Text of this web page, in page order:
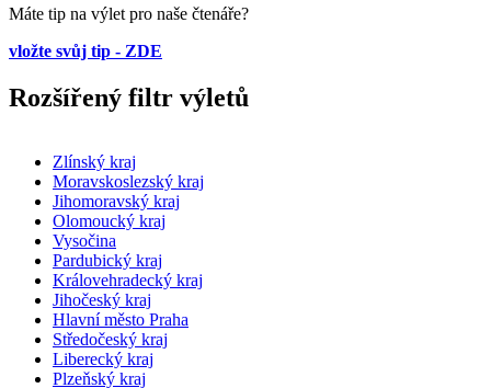
Máte tip na výlet pro naše čtenáře?
vložte svůj tip - ZDE
Rozšířený filtr výletů
Zlínský kraj
Moravskoslezský kraj
Jihomoravský kraj
Olomoucký kraj
Vysočina
Pardubický kraj
Královehradecký kraj
Jihočeský kraj
Hlavní město Praha
Středočeský kraj
Liberecký kraj
Plzeňský kraj